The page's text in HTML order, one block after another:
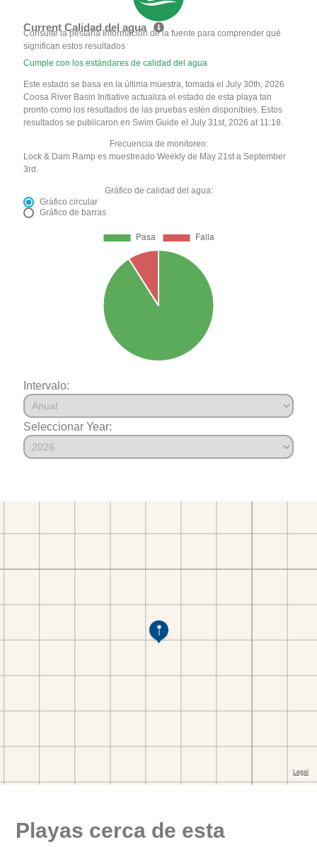
Current Calidad del agua
Consulte la pestaña Información de la fuente para comprender qué
significan estos resultados
Cumple con los estándares de calidad del agua
Este estado se basa en la última muestra, tomada el July 30th, 2026
Coosa River Basin Initiative actualiza el estado de esta playa tan
pronto como los resultados de las pruebas estén disponibles. Estos
resultados se publicaron en Swim Guide el July 31st, 2026 at 11:18.
Frecuencia de monitoreo:
Lock & Dam Ramp es muestreado Weekly de May 21st a September
3rd.
Gráfico de calidad del agua:
Gráfico circular
Gráfico de barras
Intervalo:
Seleccionar Year:
Playas cerca de esta